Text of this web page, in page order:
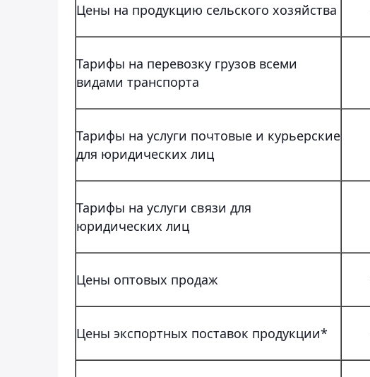
Цены на продукцию сельского хозяйства
Тарифы на перевозку грузов всеми
видами транспорта
Тарифы на услуги почтовые и курьерские
для юридических лиц
Тарифы на услуги связи для
юридических лиц
Цены оптовых продаж
Цены экспортных поставок продукции*